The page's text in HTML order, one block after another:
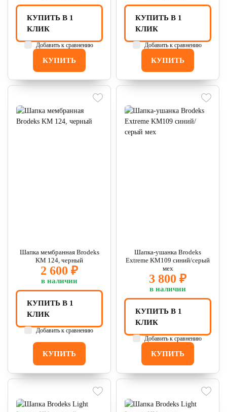
КУПИТЬ
КУПИТЬ В 1
КЛИК
Добавить к сравнению
КУПИТЬ
КУПИТЬ В 1
КЛИК
Добавить к сравнению
Шапка мембранная Brodeks
KM 124, черный
2 600 ₽
в наличии
КУПИТЬ
КУПИТЬ В 1
КЛИК
Добавить к сравнению
Шапка-ушанка Brodeks
Extreme KM109 синий/серый
мех
3 800 ₽
в наличии
КУПИТЬ
КУПИТЬ В 1
КЛИК
Добавить к сравнению